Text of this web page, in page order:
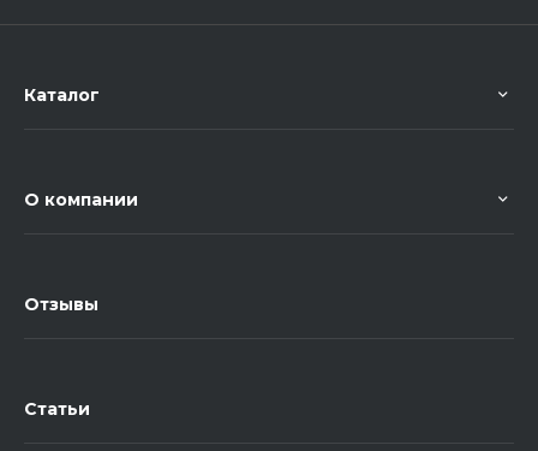
Каталог
О компании
Отзывы
Статьи